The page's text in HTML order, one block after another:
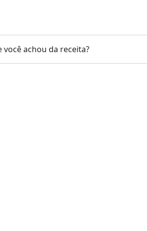
você achou da receita?